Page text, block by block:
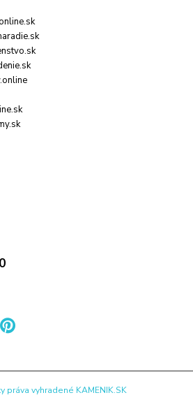
práva vyhradené KAMENIK.SK